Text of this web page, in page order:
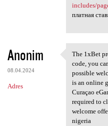
includes/
платная
Anonim
08.04.2024
Adres
The 1xBet
The 1xBet
code, you
possible
is an online
Curaçao
required to
welcome
nigeria